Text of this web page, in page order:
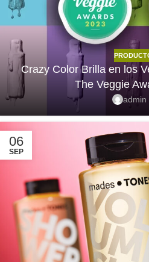
Crazy Color Brilla en los
The Veggie
admin
06
SEP